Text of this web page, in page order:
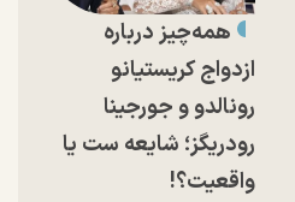
همه‌چیز درباره
ازدواج کریستیانو
رونالدو و جورجینا
رودریگز؛ شایعه ست یا
واقعیت؟!